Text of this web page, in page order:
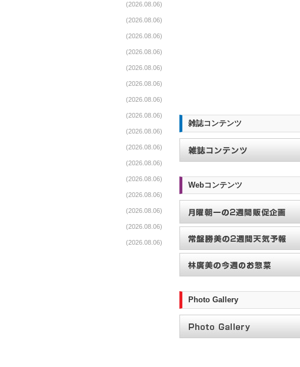
(2026.08.06)
(2026.08.06)
(2026.08.06)
(2026.08.06)
(2026.08.06)
(2026.08.06)
(2026.08.06)
(2026.08.06)
(2026.08.06)
(2026.08.06)
(2026.08.06)
(2026.08.06)
(2026.08.06)
(2026.08.06)
(2026.08.06)
(2026.08.06)
雑誌コンテンツ
Webコンテンツ
Photo Gallery